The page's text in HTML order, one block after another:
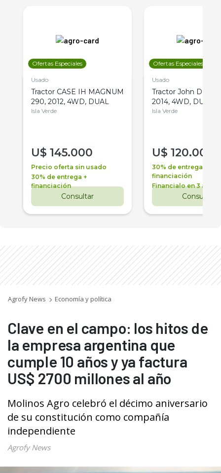
Ofertas Especiales
Usado
Tractor CASE IH MAGNUM
290, 2012, 4WD, DUAL
Isla Verde
U$ 145.000
Precio oferta sin usado
30% de entrega +
financiación
Consultar
Ofertas Especiales
Usado
Tractor John Deere
2014, 4WD, DUAL
Isla Verde
U$ 120.000
30% de entrega +
financiación
Financialo en 3 años
Consultar
Agrofy News Economía y política
Clave en el campo: los hitos de
la empresa argentina que
cumple 10 años y ya factura
US$ 2700 millones al año
Molinos Agro celebró el décimo aniversario
de su constitución como compañía
independiente
Agrofy News